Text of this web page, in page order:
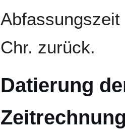
Chr. zurück.
Datierung